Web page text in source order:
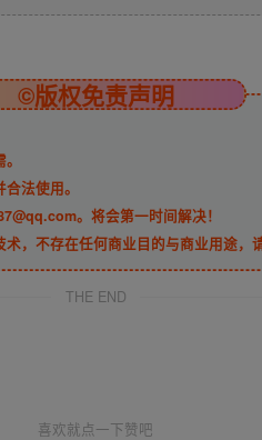
©版权免责声明
法使用。
。将会第一时间解决！
，不存在任何商业目的与商业用途，
THE END
喜欢就点一下赞吧